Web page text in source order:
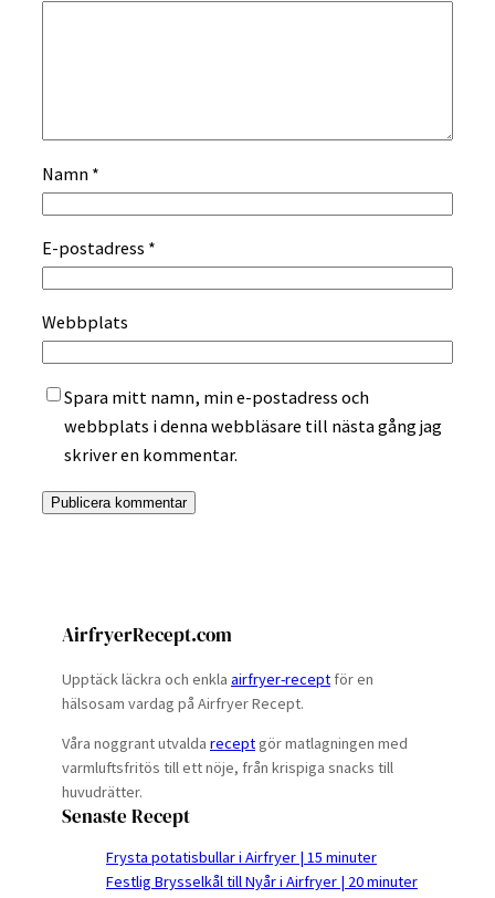
Namn *
E-postadress *
Webbplats
Spara mitt namn, min e-postadress och
webbplats i denna webbläsare till nästa gång jag
skriver en kommentar.
AirfryerRecept.com
Upptäck läckra och enkla airfryer-recept för en
hälsosam vardag på Airfryer Recept.
Våra noggrant utvalda receptgör matlagningen med
varmluftsfritös till ett nöje, från krispiga snacks till
huvudrätter.
Senaste Recept
Frysta potatisbullar i Airfryer | 15 minuter
Festlig Brysselkål till Nyår i Airfryer | 20 minuter